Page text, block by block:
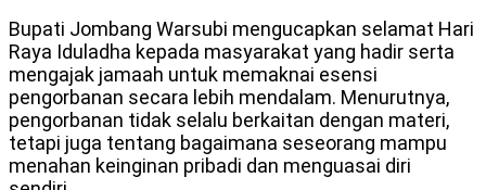
Bupati Jombang Warsubi mengucapkan selamat Hari
Raya Iduladha kepada masyarakat yang hadir serta
mengajak jamaah untuk memaknai esensi
pengorbanan secara lebih mendalam. Menurutnya,
pengorbanan tidak selalu berkaitan dengan materi,
tetapi juga tentang bagaimana seseorang mampu
menahan keinginan pribadi dan menguasai diri